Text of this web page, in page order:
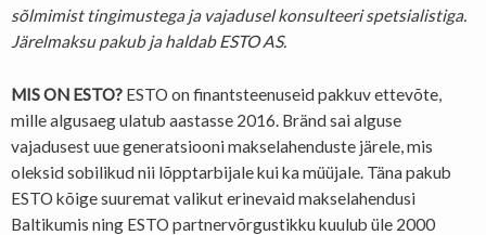
sõlmimist tingimustega ja vajadusel konsulteeri spetsialistiga.
Järelmaksu pakub ja haldab ESTO AS.
MIS ON ESTO? ESTO on finantsteenuseid pakkuv ettevõte,
mille algusaeg ulatub aastasse 2016. Bränd sai alguse
vajadusest uue generatsiooni makselahenduste järele, mis
oleksid sobilikud nii lõpptarbijale kui ka müüjale. Täna pakub
ESTO kõige suuremat valikut erinevaid makselahendusi
Baltikumis ning ESTO partnervõrgustikku kuulub üle 2000